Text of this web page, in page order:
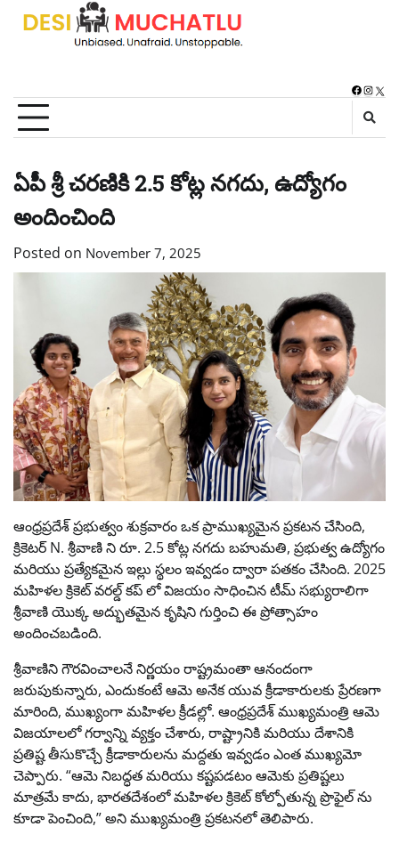
Skip
X
ఏపీ శ్రీ చరణికి 2.5 కోట్ల నగదు, ఉద్యోగం
అందించింది
Posted on November 7, 2025
ఆంధ్రప్రదేశ్ ప్రభుత్వం శుక్రవారం ఒక ప్రాముఖ్యమైన ప్రకటన చేసింది,
క్రికెటర్ N. శ్రీవాణి ని రూ. 2.5 కోట్ల నగదు బహుమతి, ప్రభుత్వ ఉద్యోగం
మరియు ప్రత్యేకమైన ఇల్లు స్థలం ఇవ్వడం ద్వారా పతకం చేసింది. 2025
మహిళల క్రికెట్ వరల్డ్ కప్ లో విజయం సాధించిన టీమ్ సభ్యురాలిగా
శ్రీవాణి యొక్క అద్భుతమైన కృషిని గుర్తించి ఈ ప్రోత్సాహం
అందించబడింది.
శ్రీవాణిని గౌరవించాలనే నిర్ణయం రాష్ట్రమంతా ఆనందంగా
జరుపుకున్నారు, ఎందుకంటే ఆమె అనేక యువ క్రీడాకారులకు ప్రేరణగా
మారింది, ముఖ్యంగా మహిళల క్రీడల్లో. ఆంధ్రప్రదేశ్ ముఖ్యమంత్రి ఆమె
విజయాలలో గర్వాన్ని వ్యక్తం చేశారు, రాష్ట్రానికి మరియు దేశానికి
ప్రతిష్ట తీసుకొచ్చే క్రీడాకారులను మద్దతు ఇవ్వడం ఎంత ముఖ్యమో
చెప్పారు. “ఆమె నిబద్ధత మరియు కష్టపడటం ఆమెకు ప్రతిష్టలు
మాత్రమే కాదు, భారతదేశంలో మహిళల క్రికెట్ కోల్పోతున్న ప్రొఫైల్ ను
కూడా పెంచింది,” అని ముఖ్యమంత్రి ప్రకటనలో తెలిపారు.